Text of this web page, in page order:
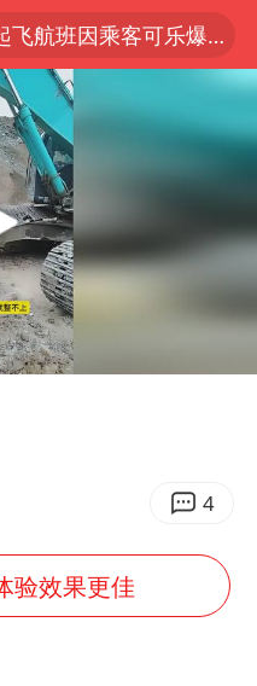
大连一起飞航班因乘客可乐爆瓶折返
产业链提速
SK海力士回应“或出售重庆工厂”传闻
辽宁28名务农人员中暑死亡？官方辟谣
称“大王”了
台继续发布暴雨橙警
独闯南太行失联女子遗体已找到
去世 曾出演《狂飙》
欧洲已处于大战边缘
4
验效果更佳